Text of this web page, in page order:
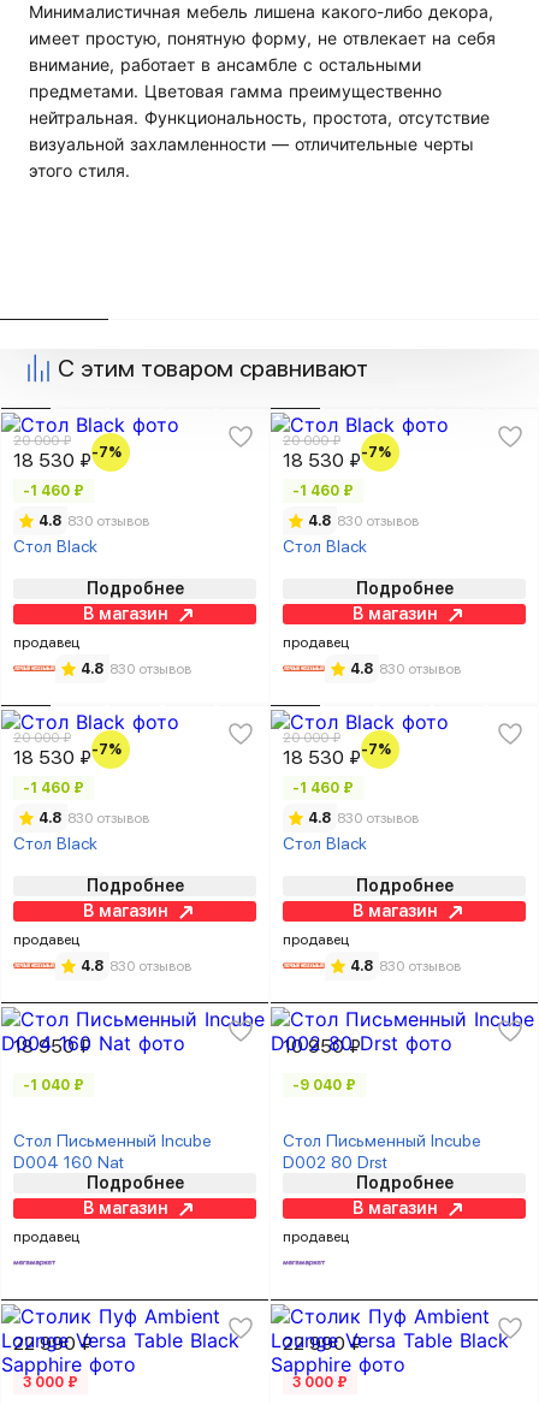
Минималистичная мебель лишена какого-либо декора,
имеет простую, понятную форму, не отвлекает на себя
внимание, работает в ансамбле с остальными
предметами. Цветовая гамма преимущественно
нейтральная. Функциональность, простота, отсутствие
визуальной захламленности — отличительные черты
этого стиля.
С этим товаром сравнивают
20 000 ₽
18 530 ₽-7%
-1 460 ₽
4.8 830 отзывов
Стол Black
Подробнее
В магазин
продавец
4.8 830 отзывов
20 000 ₽
18 530 ₽-7%
-1 460 ₽
4.8 830 отзывов
Стол Black
Подробнее
В магазин
продавец
4.8 830 отзывов
20 000 ₽
18 530 ₽-7%
-1 460 ₽
4.8 830 отзывов
Стол Black
Подробнее
В магазин
продавец
4.8 830 отзывов
20 000 ₽
18 530 ₽-7%
-1 460 ₽
4.8 830 отзывов
Стол Black
Подробнее
В магазин
продавец
4.8 830 отзывов
18 950 ₽
-1 040 ₽
Стол Письменный Incube
D004 160 Nat
Подробнее
В магазин
продавец
10 950 ₽
-9 040 ₽
Стол Письменный Incube
D002 80 Drst
Подробнее
В магазин
продавец
22 990 ₽
3 000 ₽
22 990 ₽
3 000 ₽